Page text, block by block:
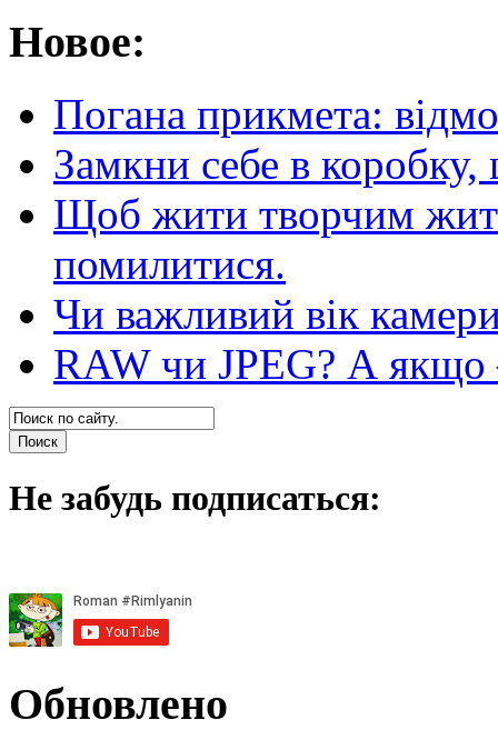
Новое:
Погана прикмета:
Замкни себе в
Щоб жити творчим
помилитися.
Чи важливий вік
RAW чи JPEG? А якщо
Не забудь подписаться:
Обновлено